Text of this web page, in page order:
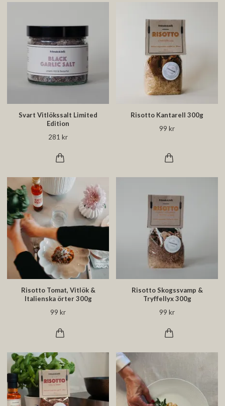
Svart Vitlökssalt Limited
Edition
281 kr
Risotto Kantarell 300g
99 kr
Risotto Tomat, Vitlök &
Italienska örter 300g
99 kr
Risotto Skogssvamp &
Tryffellyx 300g
99 kr